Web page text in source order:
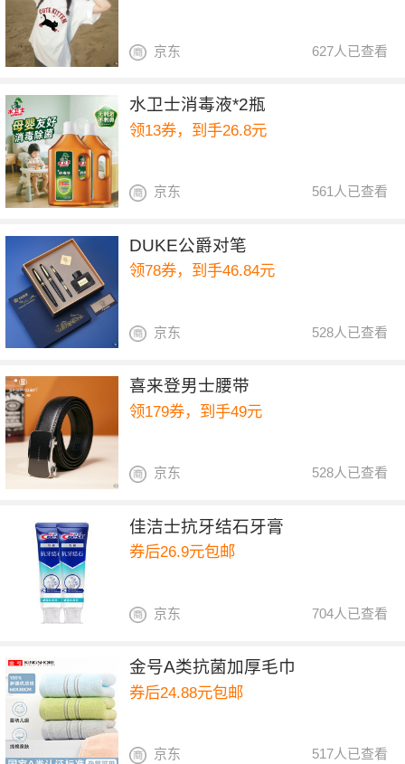
627人已查看
京东
水卫士消毒液*2瓶
领13券，到手26.8元
561人已查看
京东
DUKE公爵对笔
领78券，到手46.84元
528人已查看
京东
喜来登男士腰带
领179券，到手49元
528人已查看
京东
佳洁士抗牙结石牙膏
券后26.9元包邮
704人已查看
京东
金号A类抗菌加厚毛巾
券后24.88元包邮
517人已查看
京东